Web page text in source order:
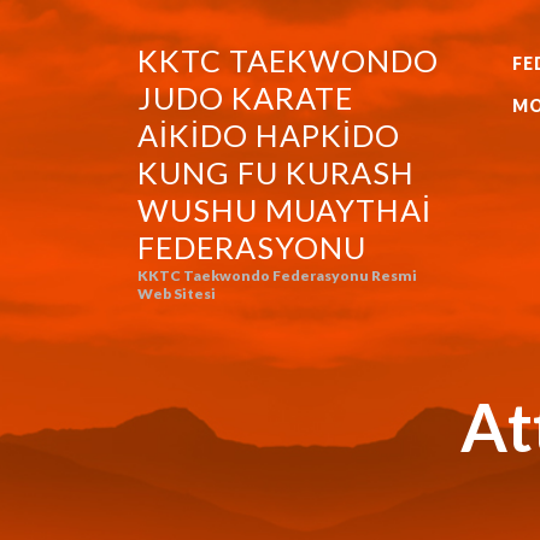
KKTC TAEKWONDO
JUDO KARATE
AIKIDO HAPKIDO
KUNG FU KURASH
WUSHU MUAYTHAI
FEDERASYONU
KKTC Taekwondo Federasyonu Resmi
Web Sitesi
KKTC TAEKWONDO JUDO